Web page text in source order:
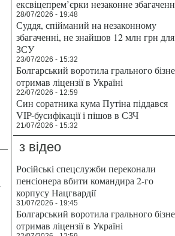
ексвіцепрем’єрки незаконне
28/07/2026 - 19:48
Суддя, спійманий на незаконному
збагаченні, не знайшов 12 млн грн для
ЗСУ
23/07/2026 - 15:32
Болгарський воротила грального
отримав ліцензії в Україні
22/07/2026 - 12:59
Син соратника кума Путіна піддався
VIP-бусифікації і пішов в СЗЧ
21/07/2026 - 15:32
з відео
Російські спецслужби переконали
пенсіонера вбити командира 2-го
корпусу Нацгвардії
31/07/2026 - 19:45
Болгарський воротила грального
отримав ліцензії в Україні